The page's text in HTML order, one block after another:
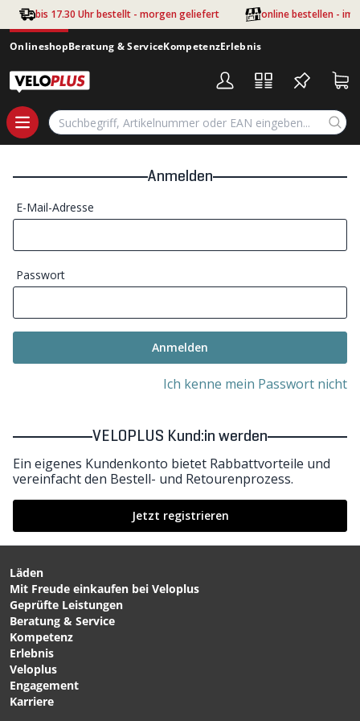
Zum Hauptinhalt springen
bis 17.30 Uhr bestellt - morgen geliefert online bestellen - im
OnlineshopBeratung & ServiceKompetenzErlebnis
Anmelden
E-Mail-Adresse
Passwort
Anmelden
Ich kenne mein Passwort nicht
VELOPLUS Kund:in werden
Ein eigenes Kundenkonto bietet Rabbattvorteile und
vereinfacht den Bestell- und Retourenprozess.
Jetzt registrieren
Läden
Mit Freude einkaufen bei Veloplus
Geprüfte Leistungen
Beratung & Service
Kompetenz
Erlebnis
Veloplus
Engagement
Karriere